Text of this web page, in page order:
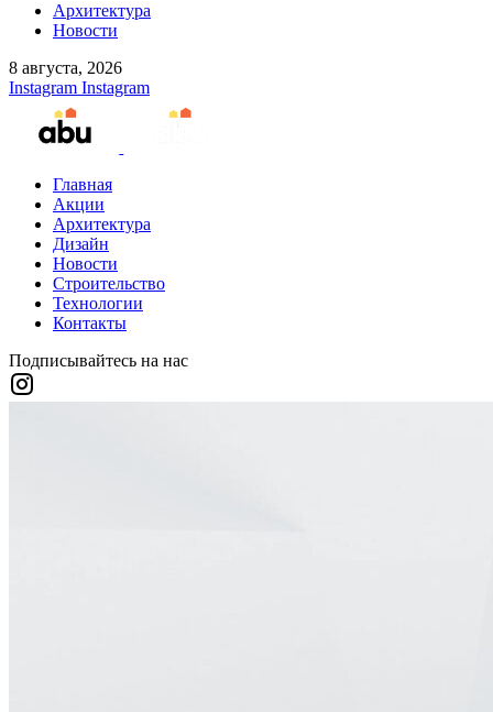
Архитектура
Новости
8 августа, 2026
Instagram Instagram
Главная
Акции
Архитектура
Дизайн
Новости
Строительство
Технологии
Контакты
Подписывайтесь на нас